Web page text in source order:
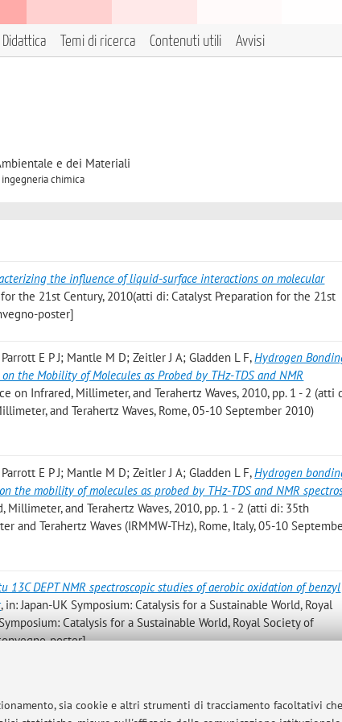
sia cookie e altri strumenti di tracciamento facoltativi
Didattica Temi di ricerca Contenuti utili Avvisi
e dei Materiali
chimica
the influence of liquid-surface interactions on molecular
the 21st Century, 2010(atti di: Catalyst Preparation for the 21st
poster]
E P J; Mantle M D; Zeitler J A; Gladden L F,Hydrogen
the Mobility of Molecules as Probed by THz-TDS and NMR
on Infrared, Millimeter, and Terahertz Waves, 2010, pp. 1 - 2 (atti
and Terahertz Waves, Rome, 05-10 September 2010)
E P J; Mantle M D; Zeitler J A; Gladden L F,Hydrogen
the mobility of molecules as probed by THz-TDS and NMR
and Terahertz Waves, 2010, pp. 1 - 2 (atti di: 35th
Terahertz Waves (IRMMW-THz), Rome, Italy, 05-10
13C DEPT NMR spectroscopic studies of aerobic oxidation of benzyl
, in: Japan-UK Symposium: Catalysis for a Sustainable World, Royal
Catalysis for a Sustainable World, Royal Society of
poster]
C
, in: Electrochemical Society Meeting Proceedings, 2010, pp. 1 -